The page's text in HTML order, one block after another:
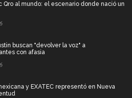
Qro al mundo: el escenario donde nació un
buscan "devolver la voz" a
con afasia
y EXATEC representó en Nueva